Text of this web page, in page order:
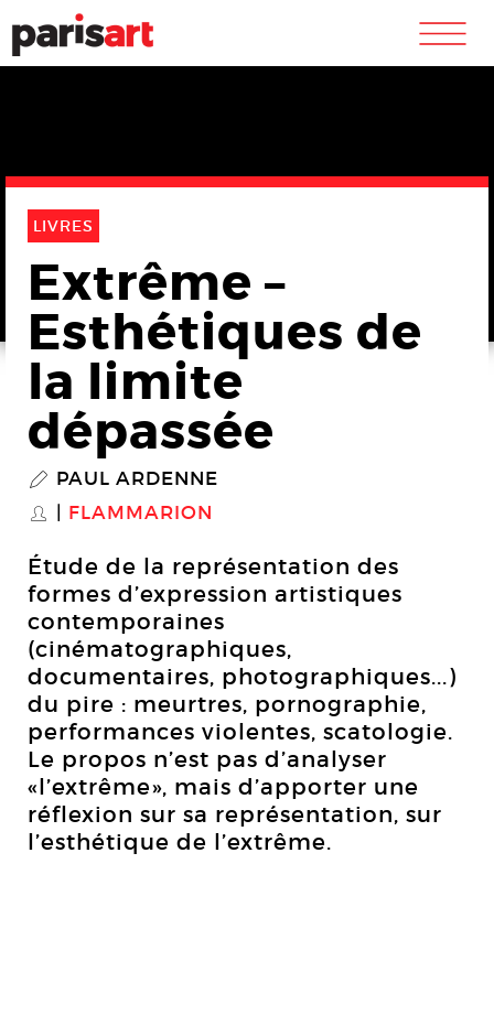
m
LIVRES
Extrême –
Esthétiques de
la limite
dépassée
P PAUL ARDENNE
S FLAMMARION
Étude de la représentation des
formes d’expression artistiques
contemporaines
(cinématographiques,
documentaires, photographiques...)
du pire : meurtres, pornographie,
performances violentes, scatologie.
Le propos n’est pas d’analyser
«l’extrême», mais d’apporter une
réflexion sur sa représentation, sur
l’esthétique de l’extrême.